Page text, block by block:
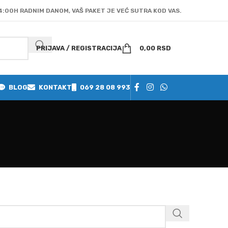
RADNIM DANOM, VAŠ PAKET JE VEĆ SUTRA KOD VAS.
PRIJAVA / REGISTRACIJA 0,00 RSD
BLOG KONTAKT 069 28 08 993